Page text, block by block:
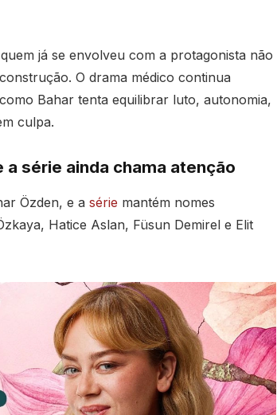
já se envolveu com a protagonista não
O drama médico continua
Bahar tenta equilibrar luto, autonomia,
culpa.
série ainda chama atenção
Özden, e a série mantém nomes
Hatice Aslan, Füsun Demirel e Elit